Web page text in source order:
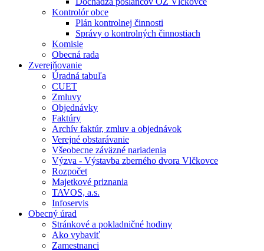
Kontrolór obce
Plán kontrolnej činnosti
Správy o kontrolných činnostiach
Komisie
Obecná rada
Zverejňovanie
Úradná tabuľa
CUET
Zmluvy
Objednávky
Faktúry
Archív faktúr, zmluv a objednávok
Verejné obstarávanie
Všeobecne záväzné nariadenia
Výzva - Výstavba zberného dvora Vlčkovce
Rozpočet
Majetkové priznania
TAVOS, a.s.
Infoservis
Obecný úrad
Stránkové a pokladničné hodiny
Ako vybaviť
Zamestnanci